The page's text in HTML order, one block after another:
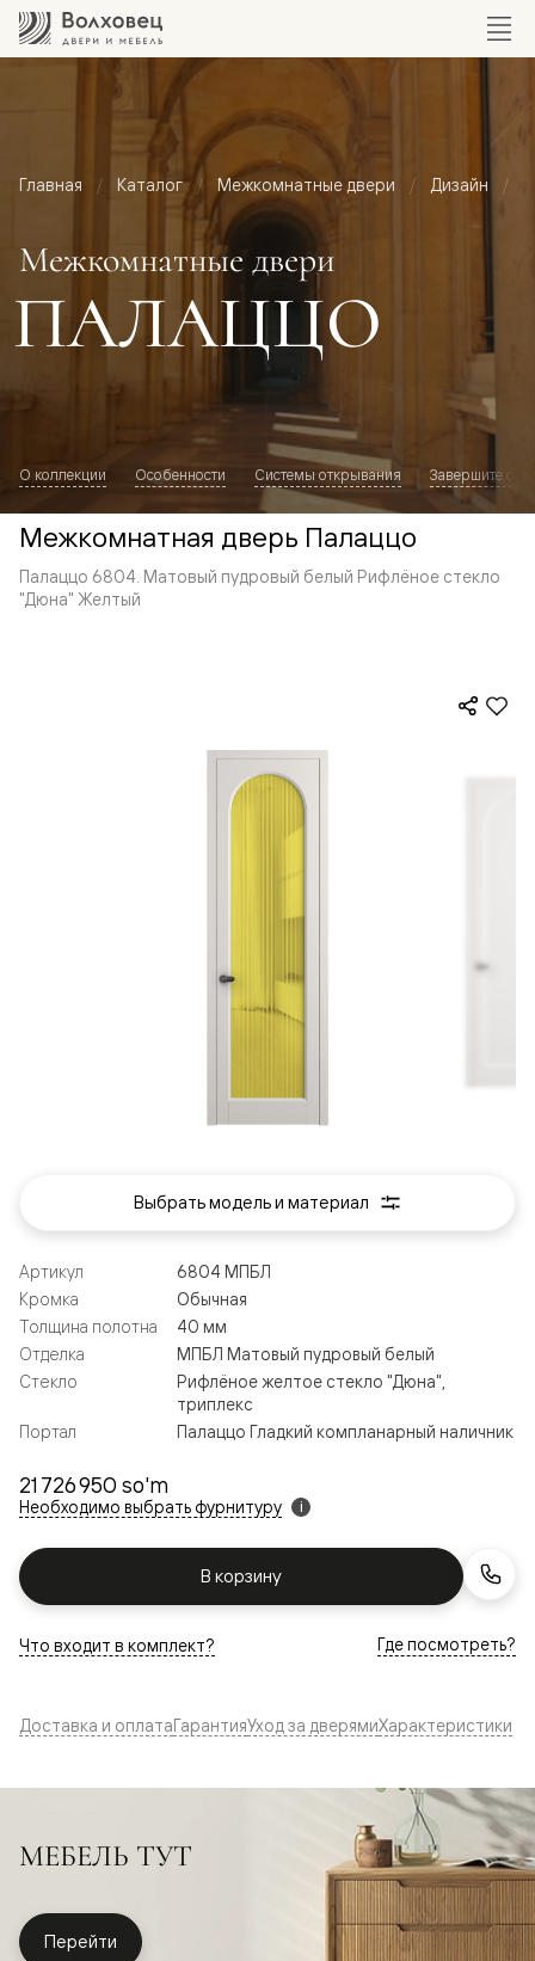
Главная Каталог Межкомнатные двери Дизайн
Межкомнатные двери
ПАЛАЦЦО
О коллекции Особенности Системы открывания Завершите
Межкомнатная дверь Палаццо
Палаццо 6804. Матовый пудровый белый Рифлёное стекло
"Дюна" Желтый
21 726 950 so'm
Необходимо выбрать фурнитуру i
В корзину
Артикул
6804 МПБЛ
Кромка
Обычная
Толщина полотна
40 мм
Отделка
МПБЛ Матовый пудровый белый
Стекло
Рифлёное желтое стекло "Дюна",
триплекс
Портал
Палаццо Гладкий компланарный наличник
Что входит в комплект? Где посмотреть?
Выбрать модель и материал
Доставка и оплатаГарантияУход за дверямиХарактеристики
МЕБЕЛЬ ТУТ
Перейти